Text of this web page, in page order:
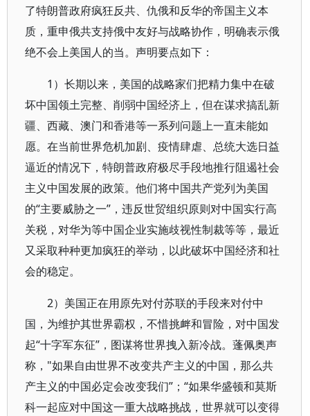
了特朗普政府疯狂反共、仇俄和反华的帝国主义本
质，重申俄共支持俄中友好与战略协作，明确表示俄
绝不会上美国人的当。声明要点如下：
1）长期以来，美国的战略家们把精力集中在破
坏中国领土完整、削弱中国经济上，但在谋求搞乱新
疆、西藏、澳门和香港等一系列问题上一直未能如
愿。在当前世界危机加剧、疫情肆虐、总统大选日益
逼近的情况下，特朗普政府极尽手段地推行阻遏社会
主义中国发展的政策。他们将中国共产党列为美国
的“主要威胁之一”，违反世贸组织原则对中国实行高
关税，对华为等中国企业实施歧视性制裁等等，最近
又采取种种更加疯狂的举动，以此破坏中国经济和社
会的稳定。
2）美国正在用原先对付苏联的手段来对付中
国，为维护其世界霸权，不惜挑衅和冒险，对中国发
起“十字军东征”，图谋将世界拽入新冷战。蓬佩奥声
称，"如果自由世界不改变共产主义的中国，那么共
产主义的中国必定会改变我们”；“如果华盛顿和莫斯
科一起应对中国这一重大战略挑战，世界就可以变得